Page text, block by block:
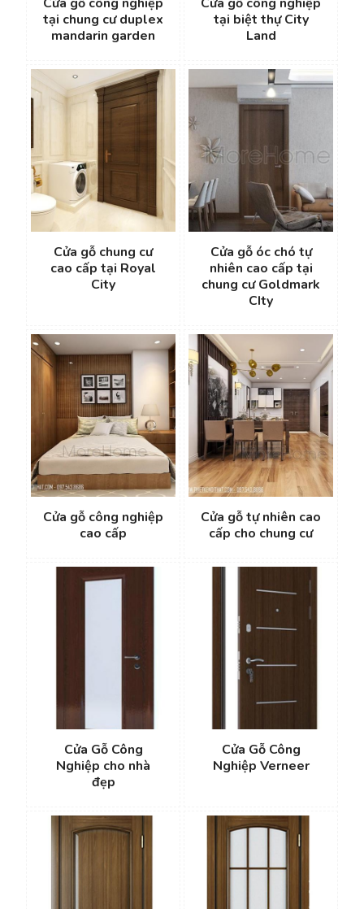
tại chung cư duplex
mandarin garden
tại biệt thự City
Land
Cửa gỗ chung cư
cao cấp tại Royal
City
Cửa gỗ óc chó tự
nhiên cao cấp tại
chung cư Goldmark
CIty
Cửa gỗ công nghiệp
cao cấp
Cửa gỗ tự nhiên cao
cấp cho chung cư
Cửa Gỗ Công
Nghiệp cho nhà
đẹp
Cửa Gỗ Công
Nghiệp Verneer